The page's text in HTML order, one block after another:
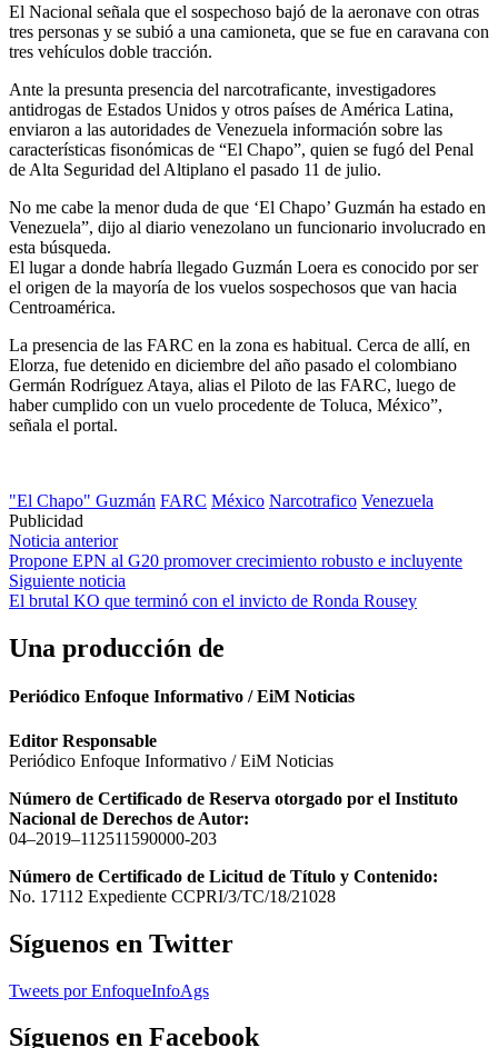
El Nacional señala que el sospechoso bajó de la aeronave con otras
tres personas y se subió a una camioneta, que se fue en caravana con
tres vehículos doble tracción.
Ante la presunta presencia del narcotraficante, investigadores
antidrogas de Estados Unidos y otros países de América Latina,
enviaron a las autoridades de Venezuela información sobre las
características fisonómicas de “El Chapo”, quien se fugó del Penal
de Alta Seguridad del Altiplano el pasado 11 de julio.
No me cabe la menor duda de que ‘El Chapo’ Guzmán ha estado en
Venezuela”, dijo al diario venezolano un funcionario involucrado en
esta búsqueda.
El lugar a donde habría llegado Guzmán Loera es conocido por ser
el origen de la mayoría de los vuelos sospechosos que van hacia
Centroamérica.
La presencia de las FARC en la zona es habitual. Cerca de allí, en
Elorza, fue detenido en diciembre del año pasado el colombiano
Germán Rodríguez Ataya, alias el Piloto de las FARC, luego de
haber cumplido con un vuelo procedente de Toluca, México”,
señala el portal.
"El Chapo" Guzmán FARC México Narcotrafico Venezuela
Publicidad
Navegación
de
entradas
Noticia anterior
Propone EPN al G20 promover crecimiento robusto e incluyente
Siguiente noticia
El brutal KO que terminó con el invicto de Ronda Rousey
Una producción de
Periódico Enfoque Informativo / EiM Noticias
Editor Responsable
Periódico Enfoque Informativo / EiM Noticias
Número de Certificado de Reserva otorgado por el Instituto
Nacional de Derechos de Autor:
04–2019–112511590000-203
Número de Certificado de Licitud de Título y Contenido:
No. 17112 Expediente CCPRI/3/TC/18/21028
Síguenos en Twitter
Tweets por EnfoqueInfoAgs
Síguenos en Facebook